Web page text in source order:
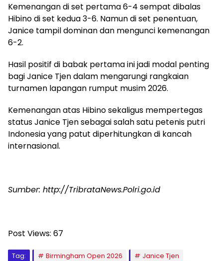
Kemenangan di set pertama 6-4 sempat dibalas
Hibino di set kedua 3-6. Namun di set penentuan,
Janice tampil dominan dan mengunci kemenangan
6-2.
Hasil positif di babak pertama ini jadi modal penting
bagi Janice Tjen dalam mengarungi rangkaian
turnamen lapangan rumput musim 2026.
Kemenangan atas Hibino sekaligus mempertegas
status Janice Tjen sebagai salah satu petenis putri
Indonesia yang patut diperhitungkan di kancah
internasional.
Sumber: http://TribrataNews.Polri.go.id
Post Views: 67
Tag: Birmingham Open 2026
Janice Tjen